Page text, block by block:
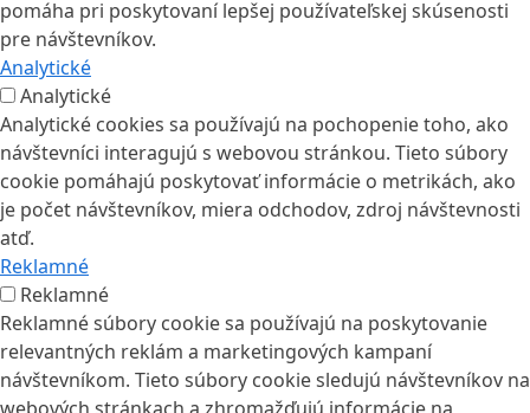
pomáha pri poskytovaní lepšej používateľskej skúsenosti
pre návštevníkov.
Analytické
Analytické
Analytické cookies sa používajú na pochopenie toho, ako
návštevníci interagujú s webovou stránkou. Tieto súbory
cookie pomáhajú poskytovať informácie o metrikách, ako
je počet návštevníkov, miera odchodov, zdroj návštevnosti
atď.
Reklamné
Reklamné
Reklamné súbory cookie sa používajú na poskytovanie
relevantných reklám a marketingových kampaní
návštevníkom. Tieto súbory cookie sledujú návštevníkov na